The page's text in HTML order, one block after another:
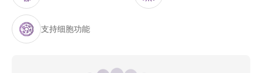
支持细胞功能